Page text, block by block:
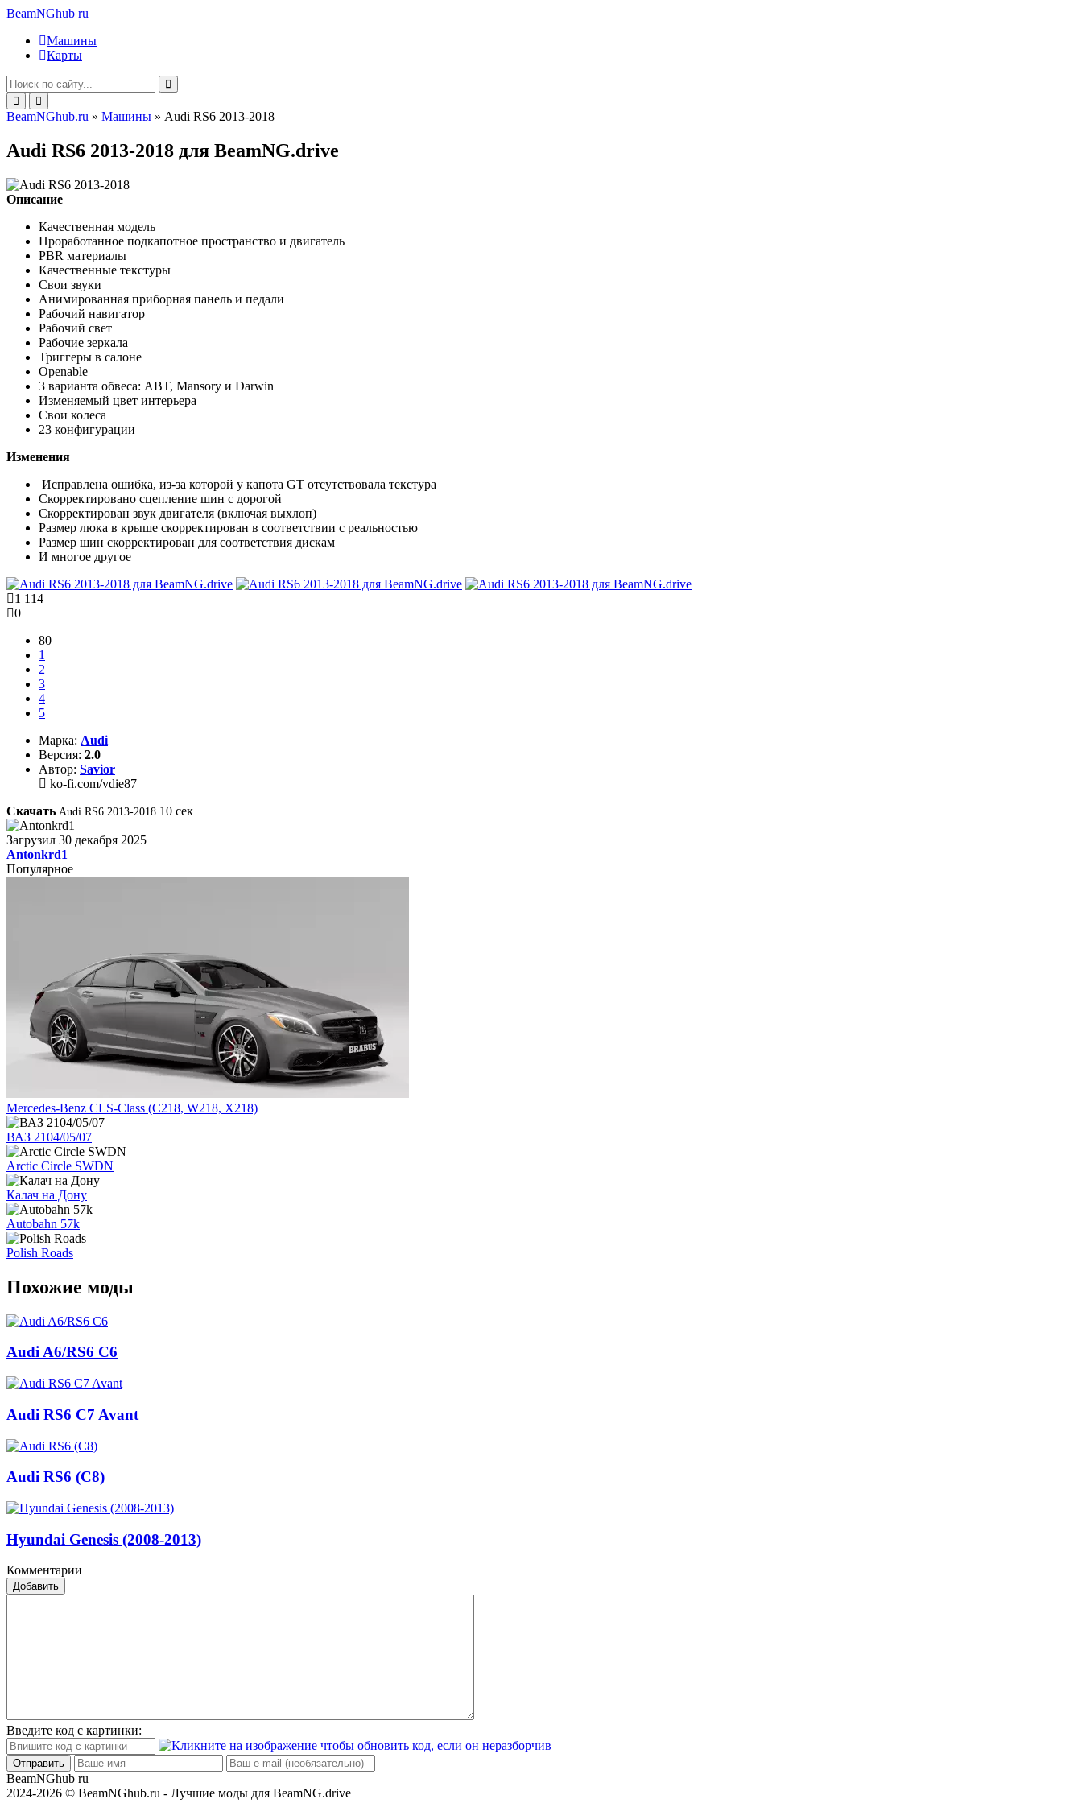
BeamNGhub ru
Машины
Карты
BeamNGhub.ru » Машины » Audi RS6 2013-2018
Audi RS6 2013-2018 для BeamNG.drive
Описание
Качественная модель
Проработанное подкапотное пространство и двигатель
PBR материалы
Качественные текстуры
Свои звуки
Анимированная приборная панель и педали
Рабочий навигатор
Рабочий свет
Рабочие зеркала
Триггеры в салоне
Openable
3 варианта обвеса: ABT, Mansory и Darwin
Изменяемый цвет интерьера
Свои колеса
23 конфигурации
Изменения
Исправлена ​​ошибка, из-за которой у капота GT отсутствовала текстура
Скорректировано сцепление шин с дорогой
Скорректирован звук двигателя (включая выхлоп)
Размер люка в крыше скорректирован в соответствии с реальностью
Размер шин скорректирован для соответствия дискам
И многое другое
1 114
0
80
1
2
3
4
5
Марка: Audi
Версия: 2.0
Автор: Savior
ko-fi.com/vdie87
Скачать Audi RS6 2013-2018 10 сек
Загрузил 30 декабря 2025
Antonkrd1
Популярное
Mercedes-Benz CLS-Class (C218, W218, X218)
ВАЗ 2104/05/07
Arctic Circle SWDN
Калач на Дону
Autobahn 57k
Polish Roads
Похожие моды
Audi A6/RS6 C6
Audi RS6 C7 Avant
Audi RS6 (C8)
Hyundai Genesis (2008-2013)
Комментарии
Добавить
Введите код с картинки:
Отправить
BeamNGhub ru
2024-2026 © BeamNGhub.ru - Лучшие моды для BeamNG.drive